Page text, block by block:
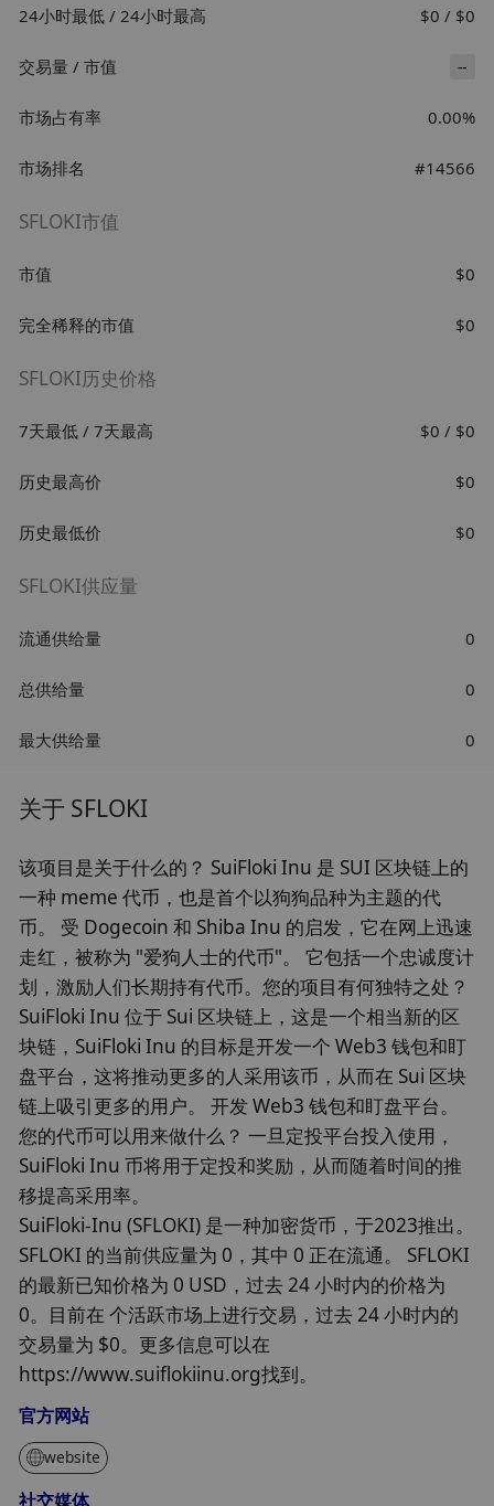
24小时最低 / 24小时最高 $0 / $0
交易量 / 市值 --
市场占有率 0.00%
市场排名 #14566
SFLOKI市值
市值 $0
完全稀释的市值 $0
SFLOKI历史价格
7天最低 / 7天最高 $0 / $0
历史最高价 $0
历史最低价 $0
SFLOKI供应量
流通供给量 0
总供给量 0
最大供给量 0
关于 SFLOKI
该项目是关于什么的？ SuiFloki Inu 是 SUI 区块链上的
一种 meme 代币，也是首个以狗狗品种为主题的代
币。 受 Dogecoin 和 Shiba Inu 的启发，它在网上迅速
走红，被称为 "爱狗人士的代币"。 它包括一个忠诚度计
划，激励人们长期持有代币。您的项目有何独特之处？
SuiFloki Inu 位于 Sui 区块链上，这是一个相当新的区
块链，SuiFloki Inu 的目标是开发一个 Web3 钱包和盯
盘平台，这将推动更多的人采用该币，从而在 Sui 区块
链上吸引更多的用户。 开发 Web3 钱包和盯盘平台。
您的代币可以用来做什么？ 一旦定投平台投入使用，
SuiFloki Inu 币将用于定投和奖励，从而随着时间的推
移提高采用率。
SuiFloki-Inu (SFLOKI) 是一种加密货币，于2023推出。
SFLOKI 的当前供应量为 0，其中 0 正在流通。 SFLOKI
的最新已知价格为 0 USD，过去 24 小时内的价格为
0。目前在 个活跃市场上进行交易，过去 24 小时内的
交易量为 $0。更多信息可以在
https://www.suiflokiinu.org找到。
官方网站
website
社交媒体